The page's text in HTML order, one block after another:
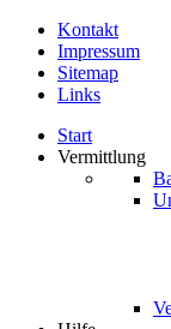
Kontakt
Impressum
Sitemap
Links
Start
Vermittlung